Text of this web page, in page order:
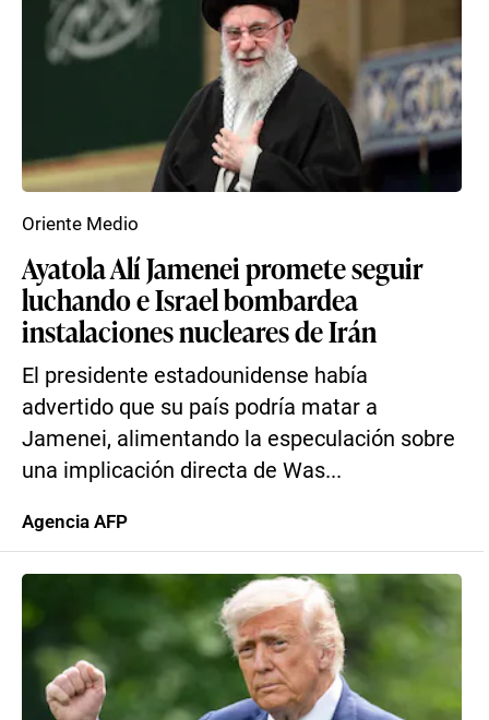
Ayatola Alí Jamenei promete seguir
luchando e Israel bombardea
instalaciones nucleares de Irán
El presidente estadounidense había
advertido que su país podría matar a
Jamenei, alimentando la especulación sobre
una implicación directa de Was...
Oriente Medio
Agencia AFP